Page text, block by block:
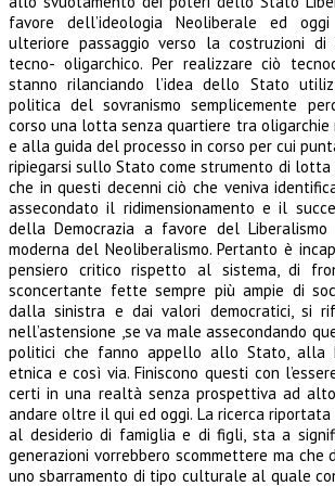
favore dell’ideologia Neoliberale ed
ulteriore passaggio verso la costruzioni di
tecno- oligarchico. Per realizzare ciò
stanno rilanciando l’idea dello Stato
politica del sovranismo semplicemente
corso una lotta senza quartiere tra
e alla guida del processo in corso per cui
ripiegarsi sullo Stato come strumento di lotta
che in questi decenni ciò che veniva
assecondato il ridimensionamento e il
della Democrazia a favore del Liberalismo
moderna del Neoliberalismo. Pertanto è
pensiero critico rispetto al sistema, di
sconcertante fette sempre più ampie di
dalla sinistra e dai valori democratici, si
nell’astensione ,se va male assecondando
politici che fanno appello allo Stato, alla
etnica e così via. Finiscono questi con
certi in una realtà senza prospettiva ad
andare oltre il qui ed oggi. La ricerca riportata
al desiderio di famiglia e di figli, sta a
generazioni vorrebbero scommettere ma che
uno sbarramento di tipo culturale al quale